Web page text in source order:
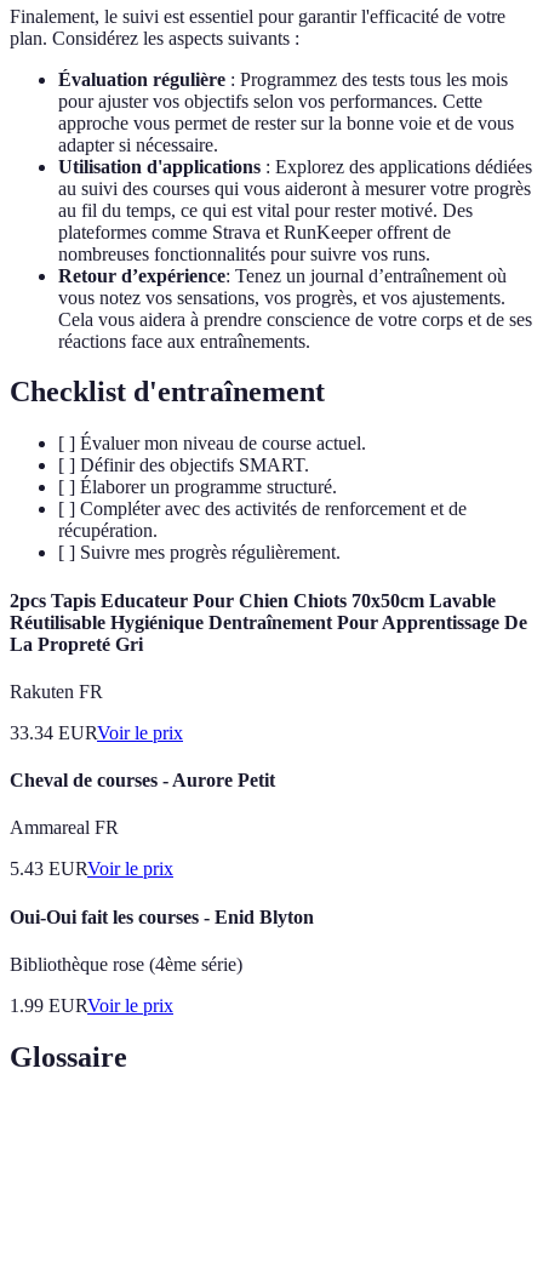
Finalement, le suivi est essentiel pour garantir l'efficacité de votre
plan. Considérez les aspects suivants :
Évaluation régulière : Programmez des tests tous les mois
pour ajuster vos objectifs selon vos performances. Cette
approche vous permet de rester sur la bonne voie et de vous
adapter si nécessaire.
Utilisation d'applications : Explorez des applications dédiées
au suivi des courses qui vous aideront à mesurer votre progrès
au fil du temps, ce qui est vital pour rester motivé. Des
plateformes comme Strava et RunKeeper offrent de
nombreuses fonctionnalités pour suivre vos runs.
Retour d’expérience: Tenez un journal d’entraînement où
vous notez vos sensations, vos progrès, et vos ajustements.
Cela vous aidera à prendre conscience de votre corps et de ses
réactions face aux entraînements.
Checklist d'entraînement
[ ] Évaluer mon niveau de course actuel.
[ ] Définir des objectifs SMART.
[ ] Élaborer un programme structuré.
[ ] Compléter avec des activités de renforcement et de
récupération.
[ ] Suivre mes progrès régulièrement.
2pcs Tapis Educateur Pour Chien Chiots 70x50cm Lavable
Réutilisable Hygiénique Dentraînement Pour Apprentissage De
La Propreté Gri
Rakuten FR
33.34 EURVoir le prix
Cheval de courses - Aurore Petit
Ammareal FR
5.43 EURVoir le prix
Oui-Oui fait les courses - Enid Blyton
Bibliothèque rose (4ème série)
1.99 EURVoir le prix
Glossaire